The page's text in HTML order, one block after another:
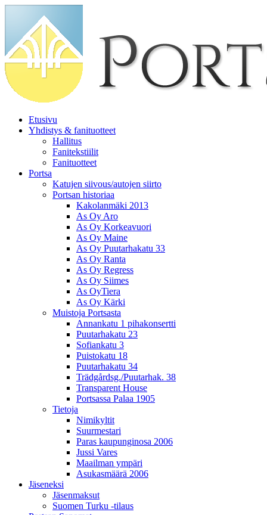
Etusivu
Yhdistys & fanituotteet
Hallitus
Fanitekstiilit
Fanituotteet
Portsa
Katujen siivous/autojen siirto
Portsan historiaa
Kakolanmäki 2013
As Oy Aro
As Oy Korkeavuori
As Oy Maine
As Oy Puutarhakatu 33
As Oy Ranta
As Oy Regress
As Oy Siimes
As OyTiera
As Oy Kärki
Muistoja Portsasta
Annankatu 1 pihakonsertti
Puutarhakatu 23
Sofiankatu 3
Puistokatu 18
Puutarhakatu 34
Trädgårdsg./Puutarhak. 38
Transparent House
Portsassa Palaa 1905
Tietoja
Nimikyltit
Suurmestari
Paras kaupunginosa 2006
Jussi Vares
Maailman ympäri
Asukasmäärä 2006
Jäseneksi
Jäsenmaksut
Suomen Turku -tilaus